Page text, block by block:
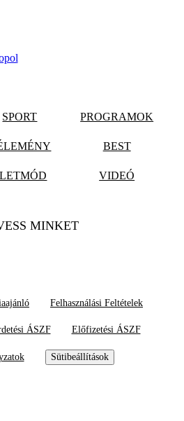
SPORT PROGRAMOK
BEST
VIDEÓ
MINKET
Felhasználási Feltételek
ÁSZF Előfizetési ÁSZF
Sütibeállítások